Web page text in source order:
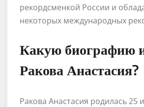
рекордсменкой России и
некоторых международных
Какую биографию
Ракова Анастасия?
Ракова Анастасия родилась 25